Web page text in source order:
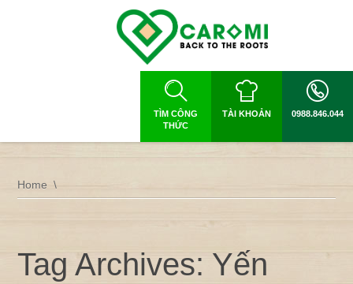
TÌM CÔNG
THỨC
TÀI KHOẢN 0988.846.044
Home
Tag Archives: Yến